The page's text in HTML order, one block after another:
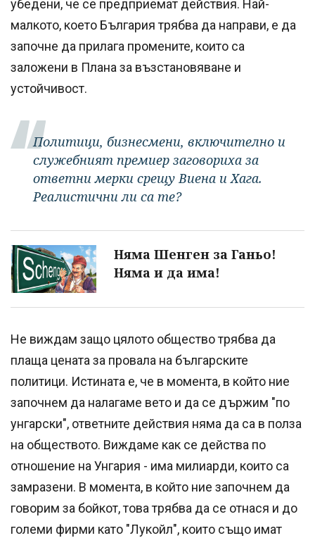
убедени, че се предприемат действия. Най-
малкото, което България трябва да направи, е да
започне да прилага промените, които са
заложени в Плана за възстановяване и
устойчивост.
Политици, бизнесмени, включително и
служебният премиер заговориха за
ответни мерки срещу Виена и Хага.
Реалистични ли са те?
Няма Шенген за Ганьо!
Няма и да има!
Не виждам защо цялото общество трябва да
плаща цената за провала на българските
политици. Истината е, че в момента, в който ние
започнем да налагаме вето и да се държим "по
унгарски", ответните действия няма да са в полза
на обществото. Виждаме как се действа по
отношение на Унгария - има милиарди, които са
замразени. В момента, в който ние започнем да
говорим за бойкот, това трябва да се отнася и до
големи фирми като "Лукойл", които също имат